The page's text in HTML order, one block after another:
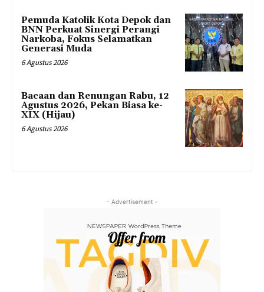
Pemuda Katolik Kota Depok dan
BNN Perkuat Sinergi Perangi
Narkoba, Fokus Selamatkan
Generasi Muda
6 Agustus 2026
Bacaan dan Renungan Rabu, 12
Agustus 2026, Pekan Biasa ke-
XIX (Hijau)
6 Agustus 2026
- Advertisement -